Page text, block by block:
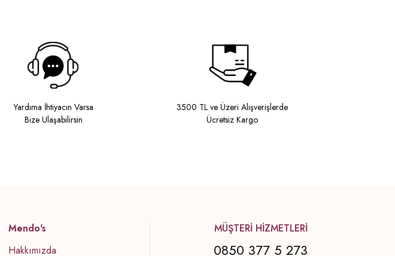
Yardıma İhtiyacın Varsa
Bize Ulaşabilirsin
3500 TL ve Üzeri Alışverişlerde
Ücretsiz Kargo
Mendo's
Hakkımızda
MÜŞTERİ HİZMETLERİ
0850 377 5 273